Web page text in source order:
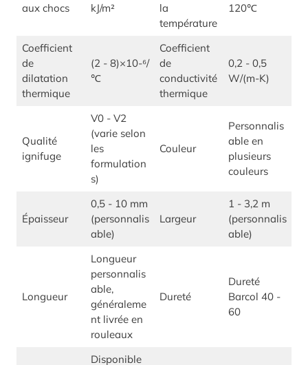
aux chocs
kJ/m²
la
température
120℃
Coefficient
de
dilatation
thermique
(2 - 8)×10-⁶/
℃
Coefficient
de
conductivité
thermique
0,2 - 0,5
W/(m-K)
Qualité
ignifuge
V0 - V2
(varie selon
les
formulation
s)
Couleur
Personnalis
able en
plusieurs
couleurs
Épaisseur
0,5 - 10 mm
(personnalis
able)
Largeur
1 - 3,2 m
(personnalis
able)
Longueur
Longueur
personnalis
able,
généraleme
nt livrée en
rouleaux
Dureté
Dureté
Barcol 40 -
60
Disponible